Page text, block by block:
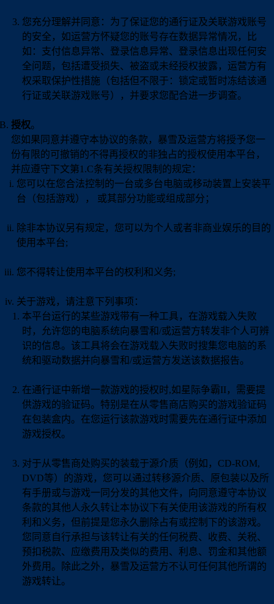
您充分理解并同意：为了保证您的通行证及关联游戏账号
的安全，如运营方怀疑您的账号存在数据异常情况，比
如：支付信息异常、登录信息异常、登录信息出现任何安
全问题，包括遭受损失、被盗或未经授权披露，运营方有
权采取保护性措施（包括但不限于：锁定或暂时冻结该通
行证或关联游戏账号），并要求您配合进一步调查。
授权。
您如果同意并遵守本协议的条款，暴雪及运营方将授予您一
份有限的可撤销的不得再授权的非独占的授权使用本平台，
并应遵守下文第1.C条有关授权限制的规定：
您可以在您合法控制的一台或多台电脑或移动装置上安装平
台（包括游戏）， 或其部分功能或组成部分；
除非本协议另有规定，您可以为个人或者非商业娱乐的目的
使用本平台;
您不得转让使用本平台的权利和义务;
关于游戏，请注意下列事项：
本平台运行的某些游戏带有一种工具，在游戏载入失败
时，允许您的电脑系统向暴雪和/或运营方转发非个人可辨
识的信息。该工具将会在游戏载入失败时搜集您电脑的系
统和驱动数据并向暴雪和/或运营方发送该数据报告。
在通行证中新增一款游戏的授权时,如星际争霸II，需要提
供游戏的验证码。特别是在从零售商店购买的游戏验证码
在包装盒内。在您运行该款游戏时需要先在通行证中添加
游戏授权。
对于从零售商处购买的装载于源介质（例如，CD-ROM,
DVD等）的游戏，您可以通过转移源介质、原包装以及所
有手册或与游戏一同分发的其他文件，向同意遵守本协议
条款的其他人永久转让本协议下有关使用该游戏的所有权
利和义务，但前提是您永久删除占有或控制下的该游戏。
您同意自行承担与该转让有关的任何税费、收费、关税、
预扣税款、应缴费用及类似的费用、利息、罚金和其他额
外费用。除此之外，暴雪及运营方不认可任何其他所谓的
游戏转让。